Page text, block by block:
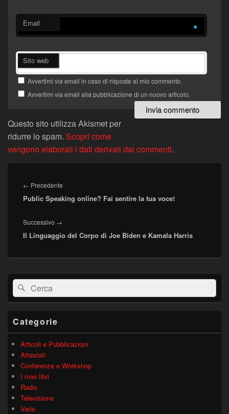
Email *
Sito web
Avvertimi via email in caso di risposte al mio commento.
Avvertimi via email alla pubblicazione di un nuovo articolo.
Questo sito utilizza Akismet per
ridurre lo spam. Scopri come
vengono elaborati i dati derivati dai commenti.
articoli
← Precedente
precedente:
Public Speaking online? Fai sentire la tua voce!
Successivo →
successivo:
Il Linguaggio del Corpo di Joe Biden e Kamala Harris
Area
widget
barra
laterale
Cerca: Cerca
Categorie
Articoli e Pubblicazioni
Attestati
Conferenze e Workshop
I miei libri
Radio
Televisione
Varie